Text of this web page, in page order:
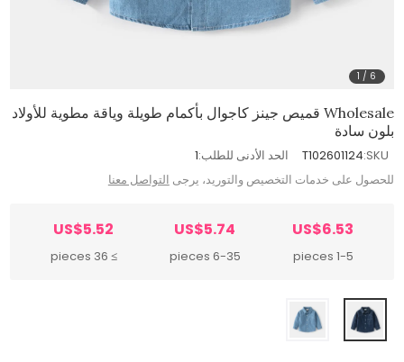
1 / 6
Wholesale قميص جينز كاجوال بأكمام طويلة وياقة مطوية للأولاد
بلون سادة
SKU:
T102601124 الحد الأدنى للطلب:1
للحصول على خدمات التخصيص والتوريد، يرجى التواصل معنا
US$6.53
1-5 pieces
US$5.74
6-35 pieces
US$5.52
≥ 36 pieces